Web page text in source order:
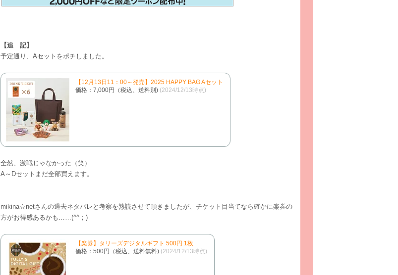
【追 記】
予定通り、Aセットをポチしました。
【12月13日11：00～発売】2025 HAPPY BAG Aセット
価格：7,000円（税込、送料別) (2024/12/13時点)
全然、激戦じゃなかった（笑）
A～Dセットまだ全部買えます。
mikina☆netさんの過去ネタバレと考察を熟読させて頂きましたが、チケット目当てなら確かに楽券の
方がお得感あるかも……(^^；)
【楽券】タリーズデジタルギフト 500円 1枚
価格：500円（税込、送料無料) (2024/12/13時点)